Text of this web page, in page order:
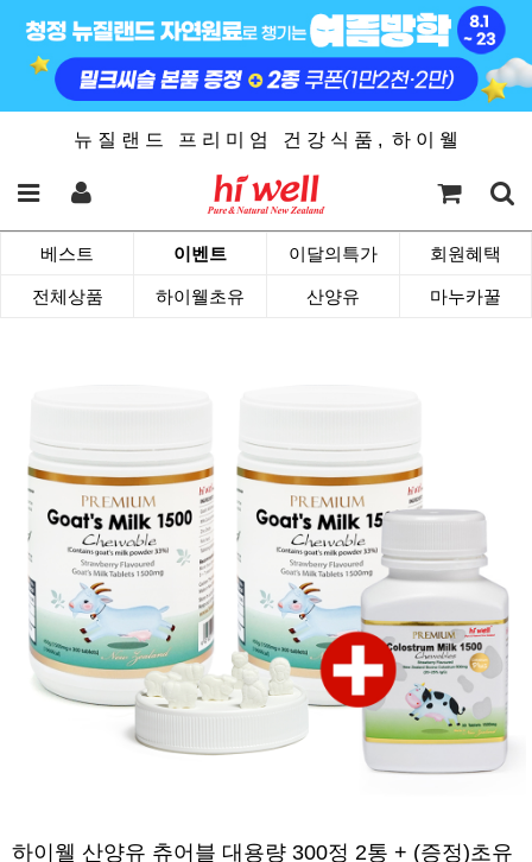
뉴 질 랜 드 프 리 미 엄 건 강 식 품 , 하 이 웰
베스트 이벤트 이달의특가 회원혜택
전체상품 하이웰초유 산양유 마누카꿀
하이웰 산양유 츄어블 대용량 300정 2통 + (증정)초유